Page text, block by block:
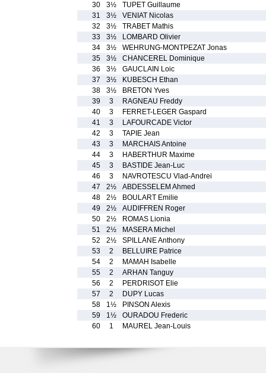
30
3½
TUPET Guillaume
31
3½
VENIAT Nicolas
32
3½
TRABET Mathis
33
3½
LOMBARD Olivier
34
3½
WEHRUNG-MONTPEZAT Jonas
35
3½
CHANCEREL Dominique
36
3½
GAUCLAIN Loic
37
3½
KUBESCH Ethan
38
3½
BRETON Yves
39
3
RAGNEAU Freddy
40
3
FERRET-LEGER Gaspard
41
3
LAFOURCADE Victor
42
3
TAPIE Jean
43
3
MARCHAIS Antoine
44
3
HABERTHUR Maxime
45
3
BASTIDE Jean-Luc
46
3
NAVROTESCU Vlad-Andrei
47
2½
ABDESSELEM Ahmed
48
2½
BOULART Emilie
49
2½
AUDIFFREN Roger
50
2½
ROMAS Lionia
51
2½
MASERA Michel
52
2½
SPILLANE Anthony
53
2
BELLUIRE Patrice
54
2
MAMAH Isabelle
55
2
ARHAN Tanguy
56
2
PERDRISOT Elie
57
2
DUPY Lucas
58
1½
PINSON Alexis
59
1½
OURADOU Frederic
60
1 MAUREL Jean-Louis